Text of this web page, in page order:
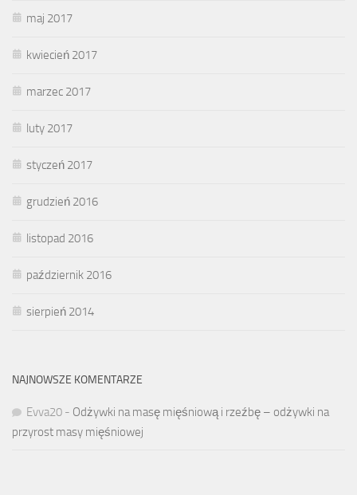
maj 2017
kwiecień 2017
marzec 2017
luty 2017
styczeń 2017
grudzień 2016
listopad 2016
październik 2016
sierpień 2014
NAJNOWSZE KOMENTARZE
Evva20 - Odżywki na masę mięśniową i rzeźbę – odżywki na
przyrost masy mięśniowej